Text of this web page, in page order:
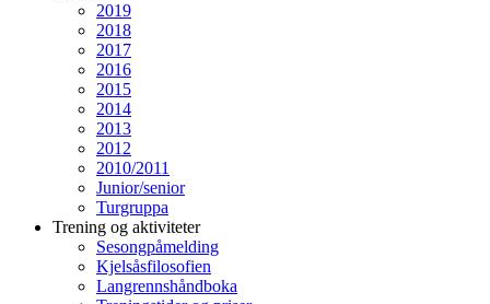
2019
2018
2017
2016
2015
2014
2013
2012
2010/2011
Junior/senior
Turgruppa
Trening og aktiviteter
Sesongpåmelding
Kjelsåsfilosofien
Langrennshåndboka